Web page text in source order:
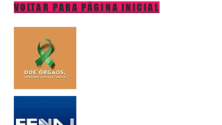
VOLTAR PARA PÁGINA INICIAL